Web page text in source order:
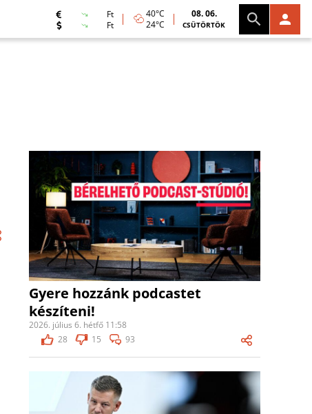
Ft
Ft
40°C
24°C
08. 06.
CSÜTÖRTÖK
Gyere hozzánk podcastet
készíteni!
2026. július 6. hétfő 11:58
28
15 93